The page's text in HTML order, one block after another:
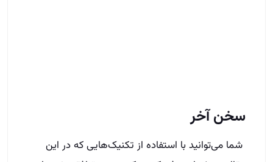
ممکن است بار اولی که از این تکنیک‌ها استفاده
امتحان کنید. با کسب تجربه و رفع ایرادات خود، موفق